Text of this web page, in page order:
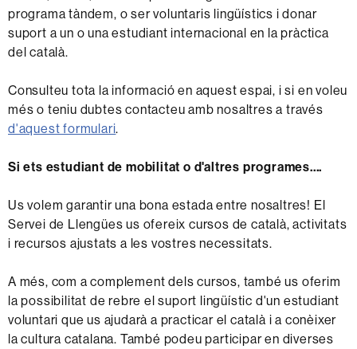
programa tàndem, o ser voluntaris lingüístics i donar
suport a un o una estudiant internacional en la pràctica
del català.
Consulteu tota la informació en aquest espai, i si en voleu
més o teniu dubtes contacteu amb nosaltres a través
d'aquest formulari.
Si ets estudiant de mobilitat o d'altres programes....
Us volem garantir una bona estada entre nosaltres! El
Servei de Llengües us ofereix cursos de català, activitats
i recursos ajustats a les vostres necessitats.
A més, com a complement dels cursos, també us oferim
la possibilitat de rebre el suport lingüístic d'un estudiant
voluntari que us ajudarà a practicar el català i a conèixer
la cultura catalana. També podeu participar en diverses